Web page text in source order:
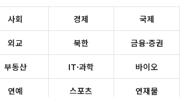
사회 경제 국제
외교 북한 금융·증권
부동산 IT·과학 바이오
연예 스포츠 연재물